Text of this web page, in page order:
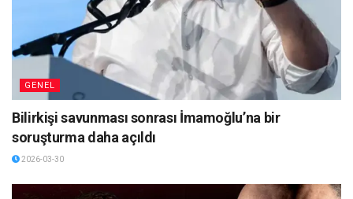
GENEL
Bilirkişi savunması sonrası İmamoğlu’na bir
soruşturma daha açıldı
2026-03-30